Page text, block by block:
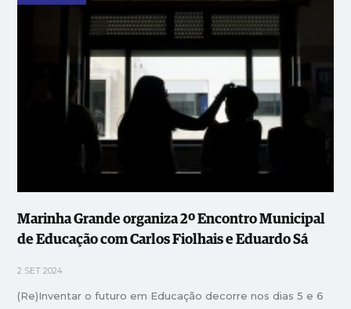
Marinha Grande organiza 2º Encontro Municipal
de Educação com Carlos Fiolhais e Eduardo Sá
2 SET 2024
(Re)Inventar o futuro em Educação decorre nos dias 5 e 6